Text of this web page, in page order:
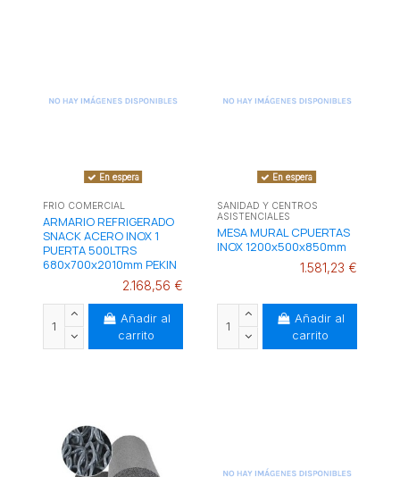
En espera
FRIO COMERCIAL
ARMARIO REFRIGERADO
SNACK ACERO INOX 1
PUERTA 500LTRS
680x700x2010mm PEKIN
2.168,56 €
Añadir al
carrito
En espera
SANIDAD Y CENTROS
ASISTENCIALES
MESA MURAL CPUERTAS
INOX 1200x500x850mm
1.581,23 €
Añadir al
carrito